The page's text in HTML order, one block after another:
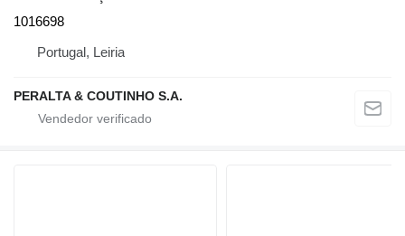
1016698
Portugal, Leiria
PERALTA & COUTINHO S.A.